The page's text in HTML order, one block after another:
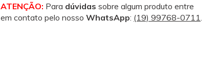
ATENÇÃO: Para dúvidas sobre algum produto entre
em contato pelo nosso WhatsApp: (19) 99768-0711